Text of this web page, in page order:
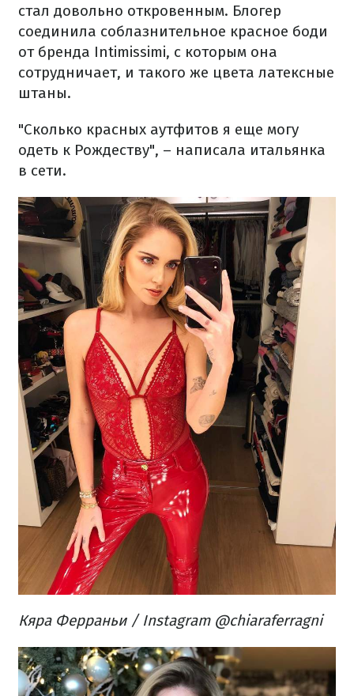
стал довольно откровенным. Блогер
соединила соблазнительное красное боди
от бренда Intimissimi, с которым она
сотрудничает, и такого же цвета латексные
штаны.
"Сколько красных аутфитов я еще могу
одеть к Рождеству", – написала итальянка
в сети.
Кяра Ферраньи / Instagram @chiaraferragni